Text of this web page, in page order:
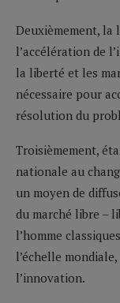
Deuxièmement,
l’accélération de
la liberté et les
nécessaire pour
résolution du
Troisièmement,
nationale au
un moyen de
du marché libre –
l’homme
l’échelle
l’innovation.